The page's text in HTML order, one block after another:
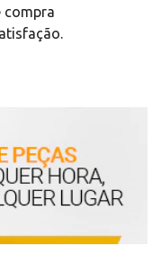
compra